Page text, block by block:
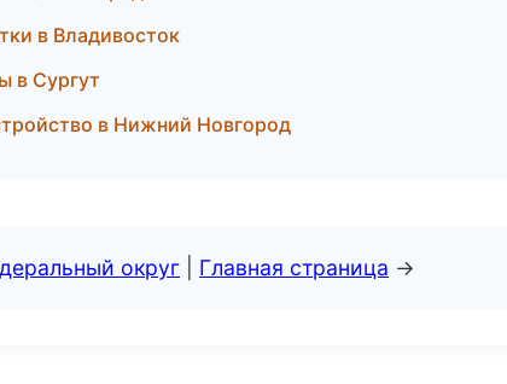
в Владивосток
в Сургут
в Нижний Новгород
округ Главная страница →